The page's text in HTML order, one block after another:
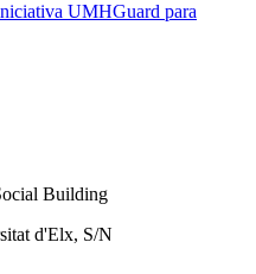
UMHGuard para
Building
d'Elx, S/N